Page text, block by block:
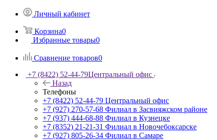
Личный кабинет
Корзина0
Избранные товары0
Сравнение товаров0
+7 (8422) 52-44-79Центральный офис
Назад
Телефоны
+7 (8422) 52-44-79 Центральный офис
+7 (927) 270-57-68 Филиал в Засвияжском районе
+7 (937) 444-68-88 Филиал в Кузнецке
+7 (8352) 21-21-31 Филиал в Новочебоксарске
+7 (927) 805-26-34 Филиал в Самаре